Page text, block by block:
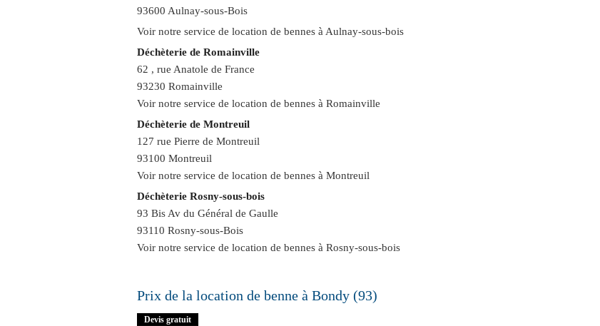
93600 Aulnay-sous-Bois
Voir notre service de location de bennes à Aulnay-sous-bois
Déchèterie de Romainville
62 , rue Anatole de France
93230 Romainville
Voir notre service de location de bennes à Romainville
Déchèterie de Montreuil
127 rue Pierre de Montreuil
93100 Montreuil
Voir notre service de location de bennes à Montreuil
Déchèterie Rosny-sous-bois
93 Bis Av du Général de Gaulle
93110 Rosny-sous-Bois
Voir notre service de location de bennes à Rosny-sous-bois
Prix de la location de benne à Bondy (93)
Devis gratuit